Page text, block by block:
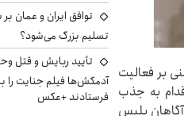
بر فعالیت
به جذب
پلیس
توافق ایران و عمان
تسلیم بزرگ می‌شود؟
تأیید ربایش و قتل
آدمکش‌ها فیلم جنایت را
فرستادند +عکس